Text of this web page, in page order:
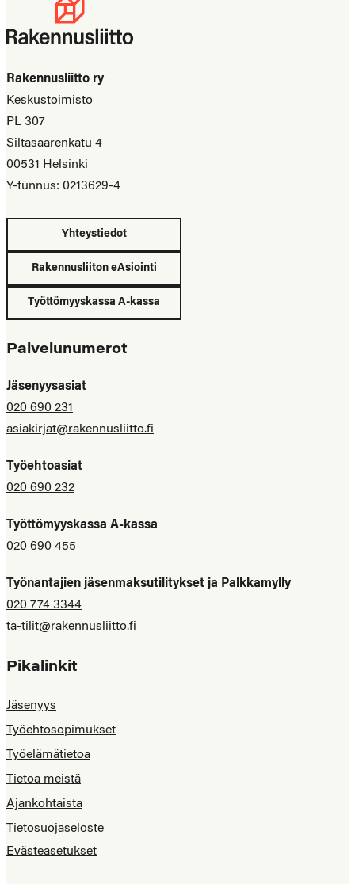
Rakennusliitto ry
Keskustoimisto
PL 307
Siltasaarenkatu 4
00531 Helsinki
Y-tunnus: 0213629-4
Yhteystiedot
Rakennusliiton eAsiointi
Työttömyyskassa A-kassa
Palvelunumerot
Jäsenyysasiat
020 690 231
asiakirjat@rakennusliitto.fi
Työehtoasiat
020 690 232
Työttömyyskassa A-kassa
020 690 455
Työnantajien jäsenmaksutilitykset ja Palkkamylly
020 774 3344
ta-tilit@rakennusliitto.fi
Pikalinkit
Jäsenyys
Työehtosopimukset
Työelämätietoa
Tietoa meistä
Ajankohtaista
Tietosuojaseloste
Evästeasetukset